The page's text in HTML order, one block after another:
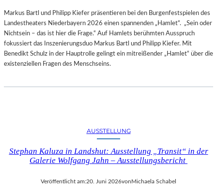
Markus Bartl und Philipp Kiefer präsentieren bei den Burgenfestspielen des
Landestheaters Niederbayern 2026 einen spannenden „Hamlet“. „Sein oder
Nichtsein – das ist hier die Frage.“ Auf Hamlets berühmten Ausspruch
fokussiert das Inszenierungsduo Markus Bartl und Philipp Kiefer. Mit
Benedikt Schulz in der Hauptrolle gelingt ein mitreißender „Hamlet“ über die
existenziellen Fragen des Menschseins.
AUSSTELLUNG
Stephan Kaluza in Landshut: Ausstellung „Transit“ in der
Galerie Wolfgang Jahn – Ausstellungsbericht
Veröffentlicht am:20. Juni 2026vonMichaela Schabel